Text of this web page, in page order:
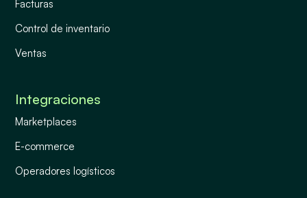
Facturas
Control de inventario
Ventas
Integraciones
Marketplaces
E-commerce
Operadores logísticos